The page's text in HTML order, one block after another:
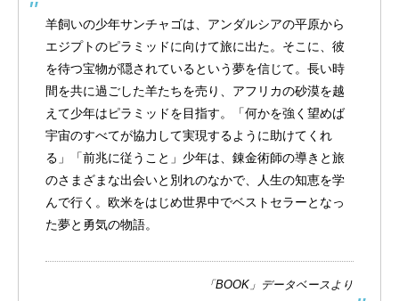
羊飼いの少年サンチャゴは、アンダルシアの平原から
エジプトのピラミッドに向けて旅に出た。そこに、彼
を待つ宝物が隠されているという夢を信じて。長い時
間を共に過ごした羊たちを売り、アフリカの砂漠を越
えて少年はピラミッドを目指す。「何かを強く望めば
宇宙のすべてが協力して実現するように助けてくれ
る」「前兆に従うこと」少年は、錬金術師の導きと旅
のさまざまな出会いと別れのなかで、人生の知恵を学
んで行く。欧米をはじめ世界中でベストセラーとなっ
た夢と勇気の物語。
「BOOK」データベースより